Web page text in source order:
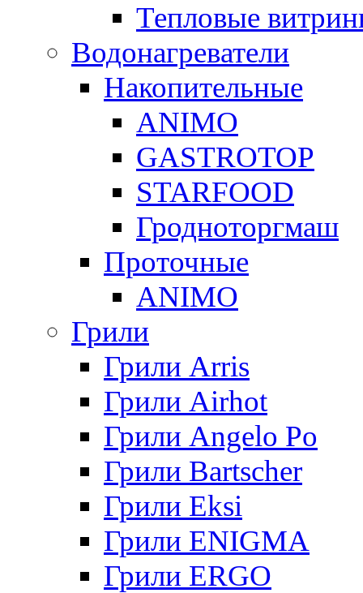
Тепловые
Водонагреватели
Накопительные
ANIMO
GASTROTOP
STARFOOD
Гродноторгмаш
Проточные
ANIMO
Грили
Грили Arris
Грили Airhot
Грили Angelo Po
Грили Bartscher
Грили Eksi
Грили ENIGMA
Грили ERGO